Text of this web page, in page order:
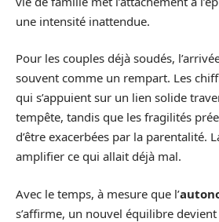
une intensité inattendue.
Pour les couples déjà soudés,
souvent comme un rempart. Les
qui s’appuient sur un lien solide
tempête, tandis que les fragilités
d’être exacerbées par la parentalité.
amplifier ce qui allait déjà mal.
Avec le temps, à mesure que l’
s’affirme, un nouvel équilibre